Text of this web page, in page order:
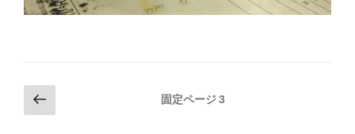
投
稿
前
の
固定ページ3